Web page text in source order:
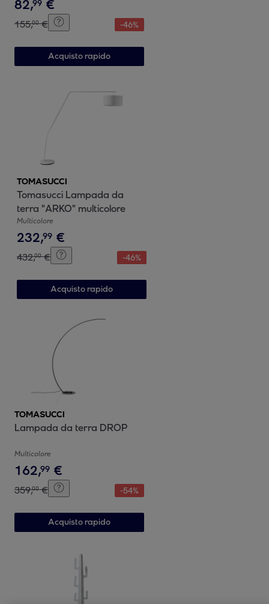
82,99 €
155,00 € -46%
Acquisto rapido
TOMASUCCI
Tomasucci Lampada da
terra "ARKO" multicolore
Multicolore
232,99 €
432,00 € -46%
Acquisto rapido
TOMASUCCI
Lampada da terra DROP
Multicolore
162,99 €
359,00 € -54%
Acquisto rapido